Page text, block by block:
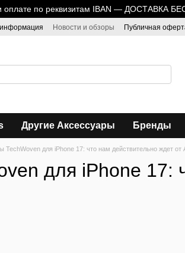
и оплате по реквизитам IBAN —
информация Новости и обзоры Публичная
Другие Аксессуары Бренды
TechWoven для iPhone 17: что нам действительно ждет от
для iPhone 17: